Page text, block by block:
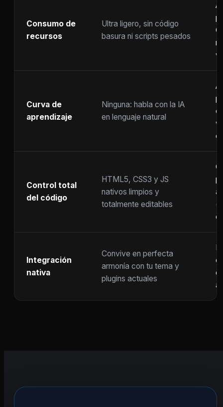
Consumo de
recursos
Ultra ligero, sin código
basura ni scripts pesados
Curva de
aprendizaje
Ninguna: habla con la IA
en lenguaje natural
Control total
del código
HTML5, CSS3 y JS
nativos limpios y
totalmente editables
Integración
nativa
Convive en perfecta
armonía con tu tema y
plugins actuales